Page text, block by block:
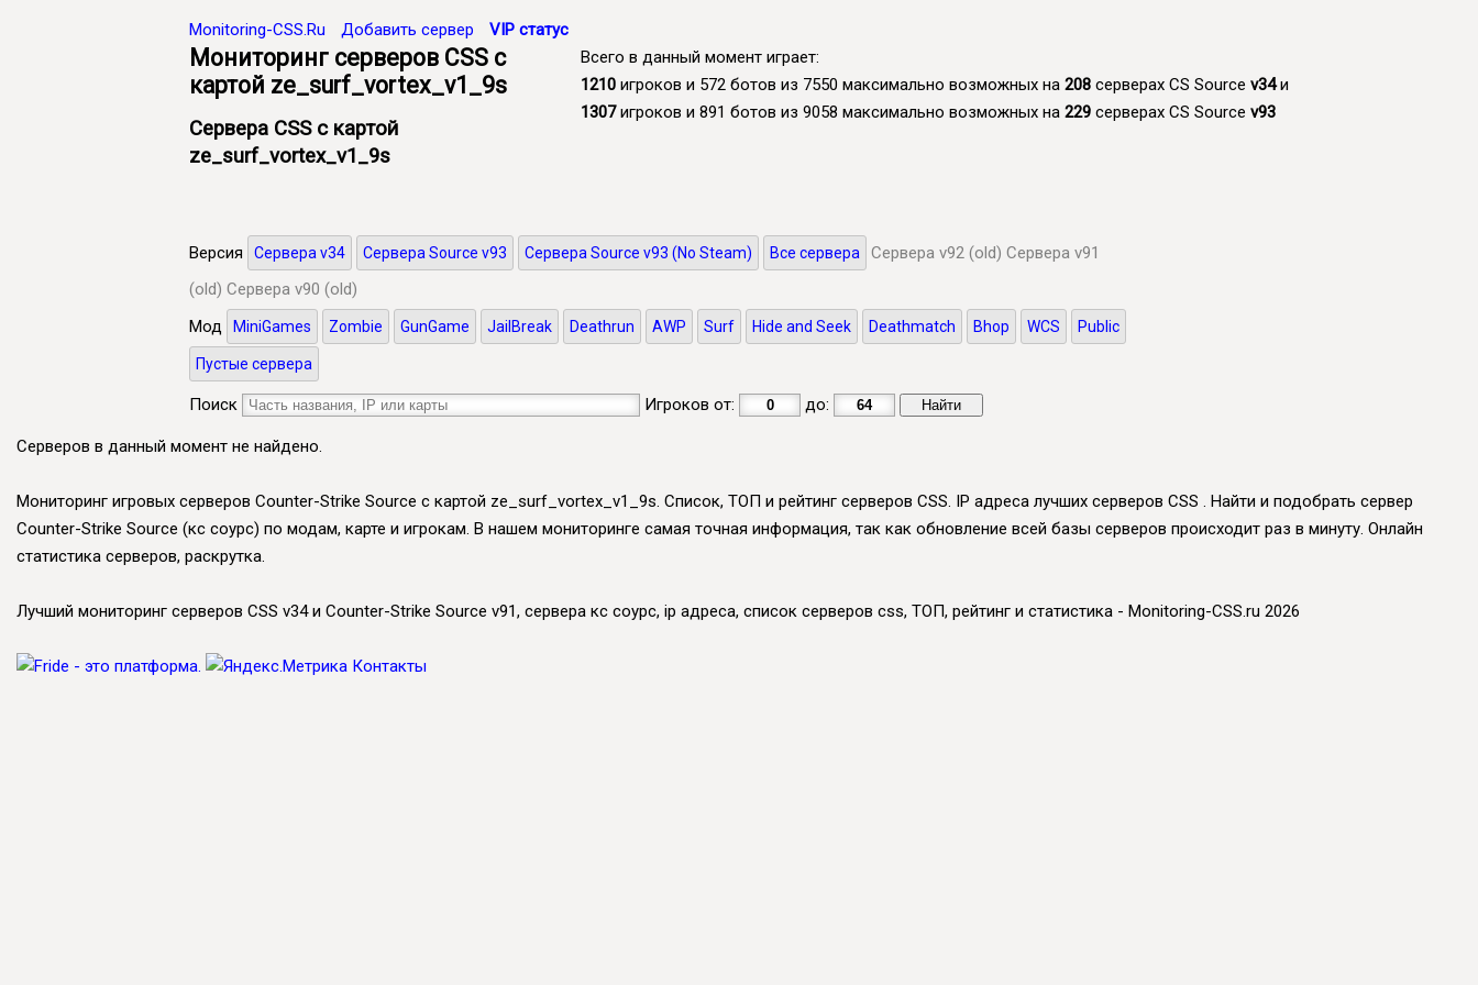
Monitoring-CSS.Ru Добавить сервер
VIP статус
Всего в данный момент играет:
1210 игроков и 572 ботов из 7550 максимально возможных на 208 серверах CS Source v34и
1307игроков и 891 ботов из 9058 максимально возможных на 229 серверах CS Source v93
Мониторинг серверов CSS с
картой ze_surf_vortex_v1_9s
Сервера CSS с картой
ze_surf_vortex_v1_9s
Версия Сервера v34 Сервера Source v93 Сервера Source v93 (No Steam) Все сервера Сервера v92 (old) Сервера v91
(old) Сервера v90 (old)
Мод
MiniGames Zombie GunGame JailBreak Deathrun AWP Surf Hide and Seek Deathmatch Bhop WCS Public
Пустые сервера
Поиск Игроков от: до:
Серверов в данный момент не найдено.
Мониторинг игровых серверов Counter-Strike Source с картой ze_surf_vortex_v1_9s. Список, ТОП и рейтинг серверов CSS. IP адреса лучших серверов CSS . Найти и подобрать сервер
Counter-Strike Source (кс соурс) по модам, карте и игрокам. В нашем мониторинге самая точная информация, так как обновление всей базы серверов происходит раз в минуту. Онлайн
статистика серверов, раскрутка.
Лучший мониторинг серверов CSS v34 и Counter-Strike Source v91, сервера кс соурс, ip адреса, список серверов css, ТОП, рейтинг и статистика - Monitoring-CSS.ru 2026
Контакты